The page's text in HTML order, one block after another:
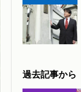
ー
過去記事から